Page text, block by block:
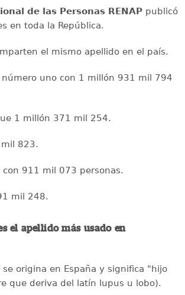
de las Personas RENAPpublicó
en toda la República.
el mismo apellido en el país.
número uno con 1 millón 931 mil 794
1 millón 371 mil 254.
823.
con 911 mil 073 personas.
mil 248.
el apellido más usado en
se origina en España y significa "hijo
que deriva del latín lupus u lobo).